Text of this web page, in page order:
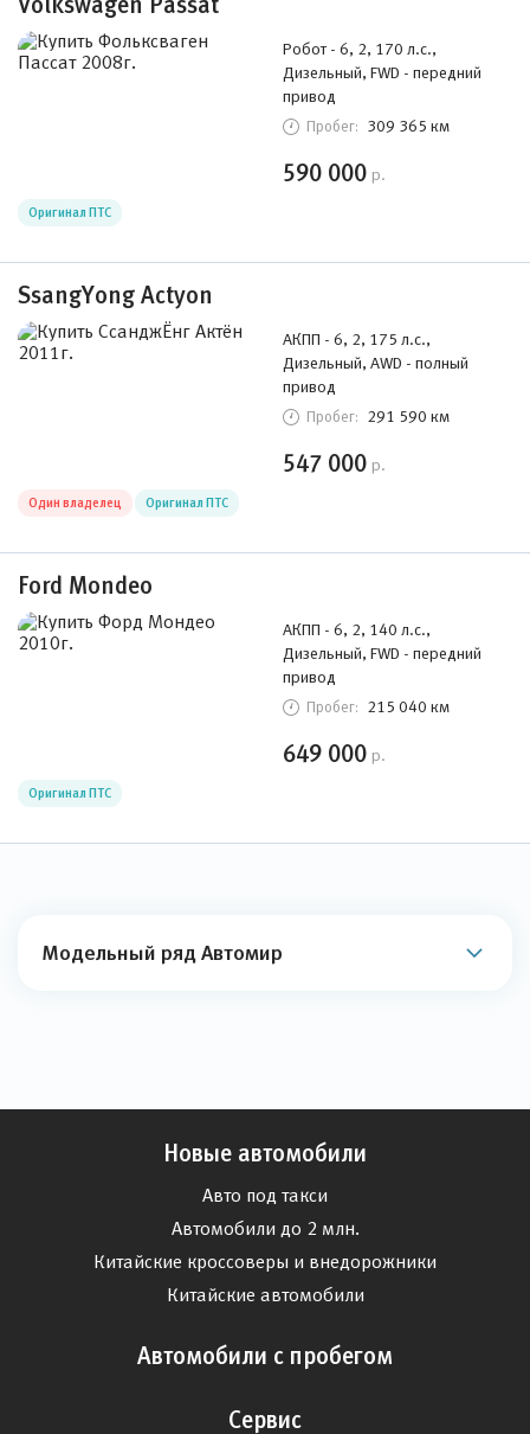
Робот - 6, 2, 170 л.с.,
Дизельный, FWD - передний
привод
Пробег: 309 365 км
590 000 р.
Оригинал ПТС
SsangYong Actyon
АКПП - 6, 2, 175 л.с.,
Дизельный, AWD - полный
привод
Пробег: 291 590 км
547 000 р.
Один владелец Оригинал ПТС
Ford Mondeo
АКПП - 6, 2, 140 л.с.,
Дизельный, FWD - передний
привод
Пробег: 215 040 км
649 000 р.
Оригинал ПТС
Модельный ряд Автомир
Новые автомобили
Авто под такси
Автомобили до 2 млн.
Китайские кроссоверы и внедорожники
Китайские автомобили
Автомобили с пробегом
Сервис